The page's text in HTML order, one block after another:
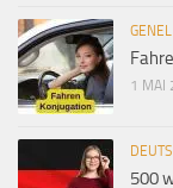
GENEL
1 MAI
500